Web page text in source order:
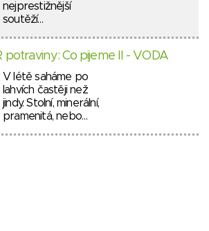
nejprestižnější
soutěží…
potraviny: Co pijeme II - VODA
V létě saháme po
lahvích častěji než
jindy. Stolní, minerální,
pramenitá, nebo…